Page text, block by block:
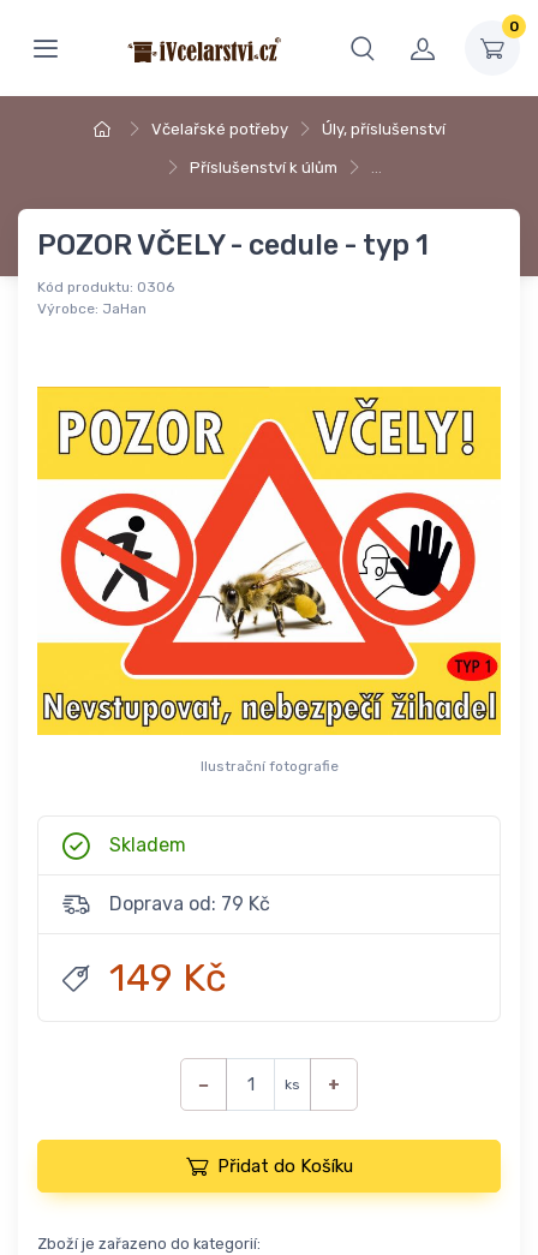
0
Včelařské potřeby Úly, příslušenství
Příslušenství k úlům …
POZOR VČELY - cedule - typ 1
Kód produktu: 0306
Výrobce: JaHan
Ilustrační fotografie
Skladem
Doprava od: 79 Kč
149 Kč
− ks +
Přidat do Košíku
Zboží je zařazeno do kategorií: